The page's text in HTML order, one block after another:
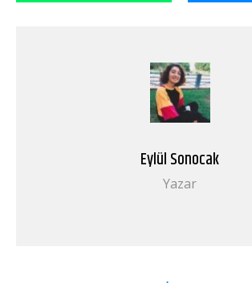
Eylül Sonocak
Yazar